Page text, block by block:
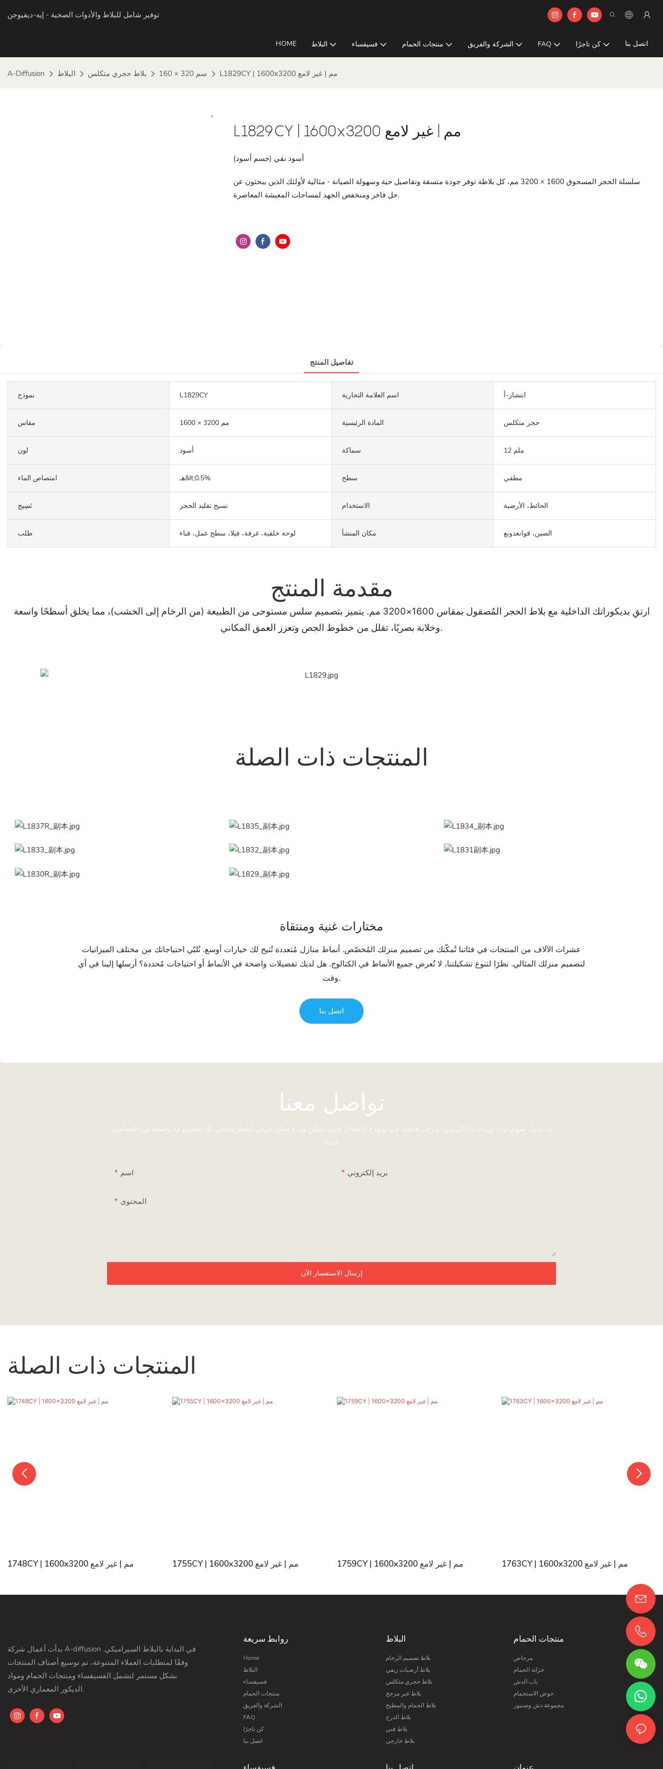
توفير شامل للبلاط والأدوات الصحية - إيه-ديفيوجن
HOME البلاط فسيفساء منتجات الحمام الشركة والفريق FAQ كن تاجرًا اتصل بنا
A-Diffusion البلاط بلاط حجري متكلس 160 × 320 سم L1829CY | 1600x3200 مم | غير لامع
L1829CY | 1600x3200 مم | غير لامع
أسود نقي (جسم أسود)
سلسلة الحجر المسحوق 1600 × 3200 مم، كل بلاطة توفر جودة متسقة وتفاصيل حية وسهولة الصيانة - مثالية لأولئك الذين يبحثون عن
حل فاخر ومنخفض الجهد لمساحات المعيشة المعاصرة.
تفاصيل المنتج
نموذج L1829CY اسم العلامة التجارية انتشار-أ
مقاس 1600 × 3200 مم المادة الرئيسية حجر متكلس
لون أسود سماكة 12 ملم
امتصاص الماء هـ&lt;0.5% سطح مطفي
نَسِيج نسيج تقليد الحجر الاستخدام الحائط، الأرضية
طلب لوحة خلفية، غرفة، فيلا، سطح عمل، فناء مكان المنشأ الصين، قوانغدونغ
مقدمة المنتج
ارتقِ بديكوراتك الداخلية مع بلاط الحجر المُصقول بمقاس 1600×3200 مم. يتميز بتصميم سلس مستوحى من الطبيعة (من الرخام إلى الخشب)، مما يخلق أسطحًا واسعة
وخلابة بصريًا، تقلل من خطوط الجص وتعزز العمق المكاني.
المنتجات ذات الصلة
مختارات غنية ومنتقاة
عشرات الآلاف من المنتجات في فئاتنا تُمكّنك من تصميم منزلك المُخصّص. أنماط منازل مُتعددة تُتيح لك خيارات أوسع. نُلبّي احتياجاتك من مختلف الميزانيات
لتصميم منزلك المثالي. نظرًا لتنوع تشكيلتنا، لا تُعرض جميع الأنماط في الكتالوج. هل لديك تفضيلات واضحة في الأنماط أو احتياجات مُحددة؟ أرسلها إلينا في أي
وقت.
اتصل بنا
تواصل معنا
ما عليك سوى ترك بريدك الإلكتروني أو رقم هاتفك في نموذج الاتصال حتى نتمكن من إرسال عرض أسعار مجاني لك لمجموعة واسعة من التصاميم
لدينا!
اسم بريد إلكتروني
المحتوى
إرسال الاستفسار الآن
المنتجات ذات الصلة
1748CY | 1600x3200 مم | غير لامع 1755CY | 1600x3200 مم | غير لامع 1759CY | 1600x3200 مم | غير لامع 1763CY | 1600x3200 مم | غير لامع
بدأت أعمال شركة A-diffusion في البداية بالبلاط السيراميكي.
وفقًا لمتطلبات العملاء المتنوعة، تم توسيع أصناف المنتجات
بشكل مستمر لتشمل الفسيفساء ومنتجات الحمام ومواد
الديكور المعماري الأخرى.
روابط سريعة
Home
البلاط
فسيفساء
منتجات الحمام
الشركة والفريق
FAQ
كن تاجرًا
اتصل بنا
البلاط
بلاط تصميم الرخام
بلاط أرضيات ريفي
بلاط حجري متكلس
بلاط غير مزجج
بلاط الحمام والمطبخ
بلاط الدرج
بلاط فني
بلاط خارجي
منتجات الحمام
مرحاض
خزانة الحمام
باب الدش
حوض الاستحمام
مجموعة دش وصنبور